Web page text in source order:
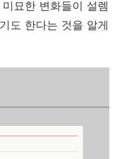
묘한 변화들이 설렘
도 한다는 것을 알게